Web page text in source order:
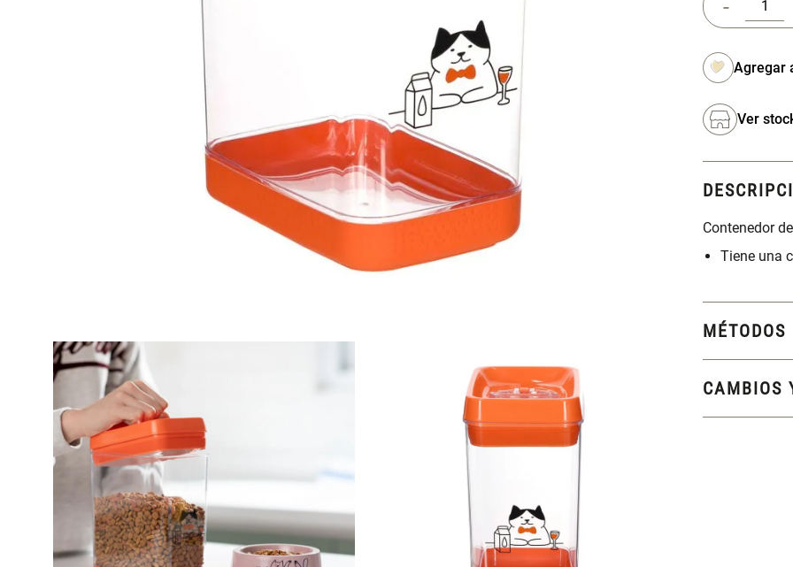
-
Ver
Contenedor
Tiene una
CAMBIOS